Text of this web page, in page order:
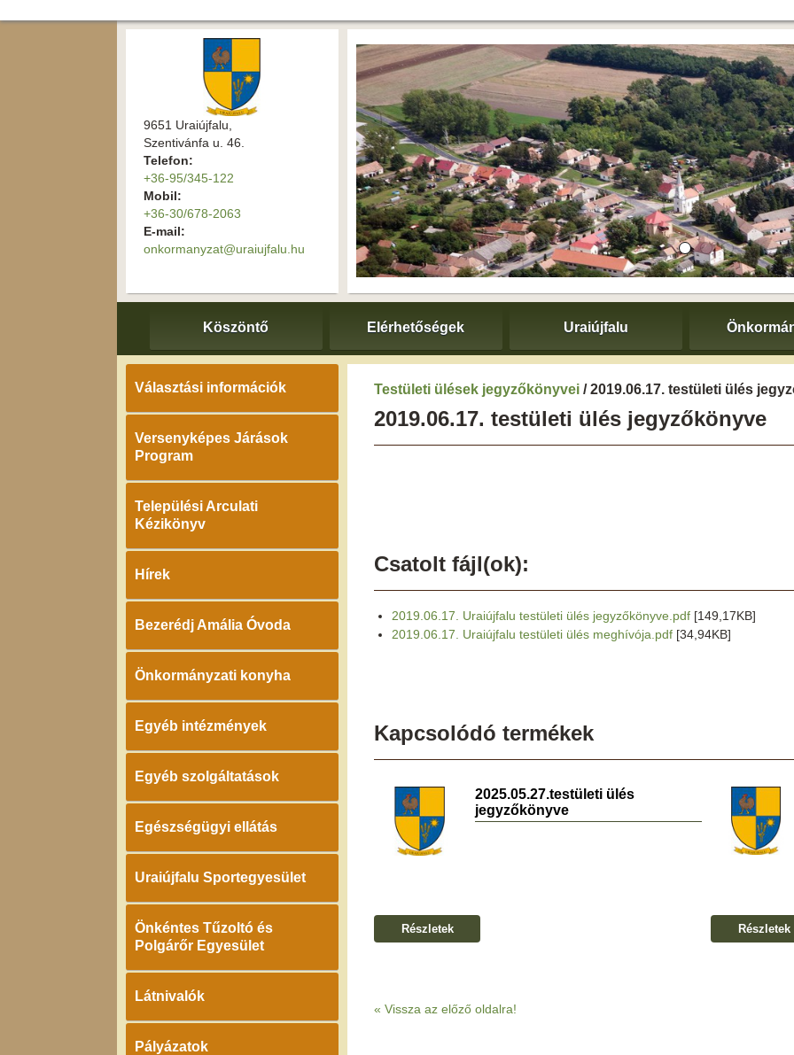
9651 Uraiújfalu,
Szentivánfa u. 46.
Telefon:
+36-95/345-122
Mobil:
+36-30/678-2063
E-mail:
onkormanyzat@uraiujfalu.hu
Köszöntő Elérhetőségek Uraiújfalu
Választási információk
Versenyképes Járások
Program
Települési Arculati
Kézikönyv
Hírek
Bezerédj Amália Óvoda
Önkormányzati konyha
Egyéb intézmények
Egyéb szolgáltatások
Egészségügyi ellátás
Uraiújfalu Sportegyesület
Önkéntes Tűzoltó és
Polgárőr Egyesület
Látnivalók
Pályázatok
Testületi ülések jegyzőkönyvei / 2019.06.17. testületi ülés
2019.06.17. testületi ülés jegyzőkönyve
Csatolt fájl(ok):
2019.06.17. Uraiújfalu testületi ülés jegyzőkönyve.pdf [149,17KB]
2019.06.17. Uraiújfalu testületi ülés meghívója.pdf [34,94KB]
Kapcsolódó termékek
2025.05.27.testületi ülés
jegyzőkönyve
Részletek Részletek
« Vissza az előző oldalra!